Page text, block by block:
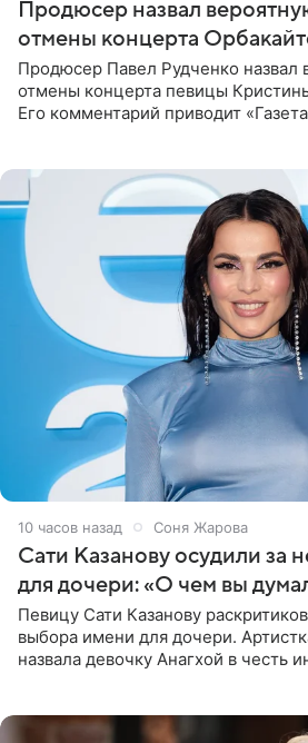
Продюсер назвал
отмены концерта
Продюсер Павел Рудченко назвал
отмены концерта певицы
Его комментарий приводит
10 часов назад Соня Жарова
Сати Казанову осудили за
для дочери: «О чем вы
Певицу Сати Казанову
выбора имени для дочери.
назвала девочку Анагхой в честь